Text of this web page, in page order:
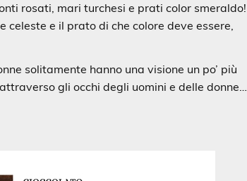
rosati, mari turchesi e prati color smeraldo!
e il prato di che colore deve essere,
solitamente hanno una visione un po’ più
gli occhi degli uomini e delle donne…